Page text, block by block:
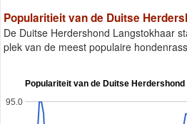
Popularitieit van de Duitse
De Duitse Herdershond Langstokhaar
plek van de meest populaire
Populariteit van de Duitse
95.0